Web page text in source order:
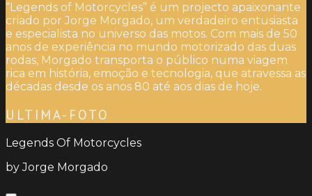
“Legends of Motorcycles” é um projecto apaixonante
criado por Jorge Morgado, um verdadeiro entusiasta
e especialista no universo das motos. Com mais de 50
anos de experiência no mundo motorizado das duas
rodas, Morgado transporta o público numa viagem
rica em história, emoção e tecnologia, que atravessa as
décadas desde os anos 80 até aos dias de hoje.
ULTIMA-FOTO
Legends Of Motorcycles
by Jorge Morgado